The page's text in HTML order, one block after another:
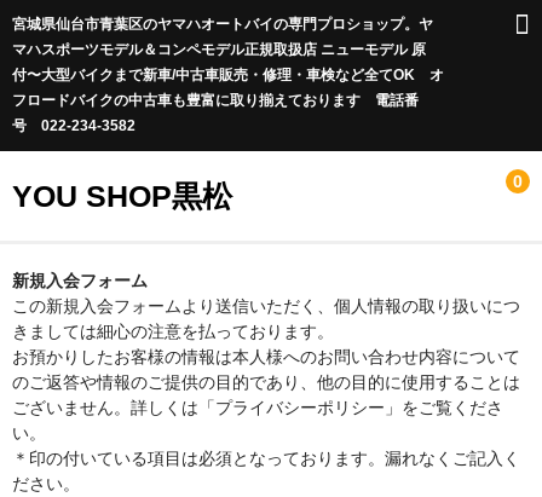
宮城県仙台市青葉区のヤマハオートバイの専門プロショップ。ヤ
マハスポーツモデル＆コンペモデル正規取扱店 ニューモデル 原
付〜大型バイクまで新車/中古車販売・修理・車検など全てOK オ
フロードバイクの中古車も豊富に取り揃えております 電話番
号 022-234-3582
YOU SHOP黒松 0
Infomation
休業日のお知らせ
店長blog
お店に在庫があるのですぐに納車が可能な車両
新規入会フォーム
この新規入会フォームより送信いただく、個人情報の取り扱いにつ
きましては細心の注意を払っております。
お預かりしたお客様の情報は本人様へのお問い合わせ内容について
のご返答や情報のご提供の目的であり、他の目的に使用することは
ございません。詳しくは「プライバシーポリシー」をご覧くださ
い。
＊印の付いている項目は必須となっております。漏れなくご記入く
ださい。